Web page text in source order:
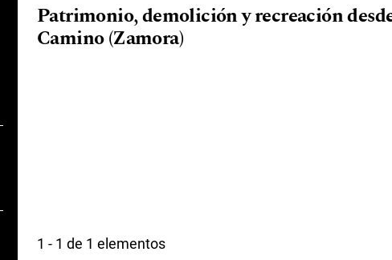
Patrimonio, demolición y recreación
Camino (Zamora)
1 - 1 de 1 elementos